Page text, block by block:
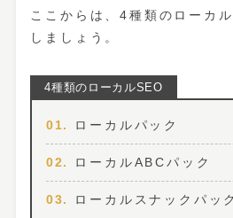
ここからは、4種類のローカ
しましょう。
ローカルパック
ローカルABCパック
ローカルスナックパック